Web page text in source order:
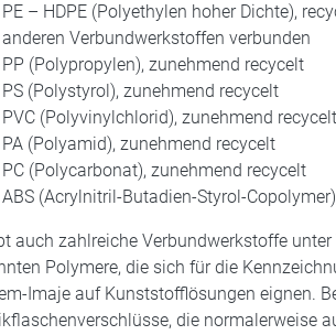
PE – HDPE (Polyethylen hoher Dichte),
anderen Verbundwerkstoffen verbunden
PP (Polypropylen), zunehmend recycelt
PS (Polystyrol), zunehmend recycelt
PVC (Polyvinylchlorid), zunehmend recycelt
PA (Polyamid), zunehmend recycelt
PC (Polycarbonat), zunehmend recycelt
ABS (Acrylnitril-Butadien-Styrol-
auch zahlreiche Verbundwerkstoffe
Polymere, die sich für die
Imaje auf Kunststofflösungen eignen.
die normalerweise